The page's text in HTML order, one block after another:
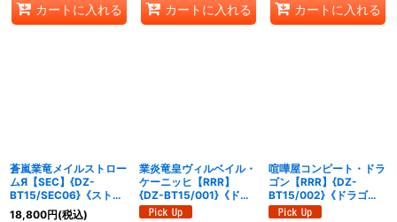
カートに入れる カートに入れる カートに入れる
蒼嵐業竜メイルストロー
ムЯ【SEC】{DZ-
BT15/SEC06}《ストイ
ケイア》
18,800円(税込)
業炎竜皇ヴィルベイル・
ケーニッヒ【RRR】
{DZ-BT15/001}《ドラ
ゴンエンパイア》
喧嘩屋コンピート・ドラ
ゴン【RRR】{DZ-
BT15/002}《ドラゴン
エンパイア》